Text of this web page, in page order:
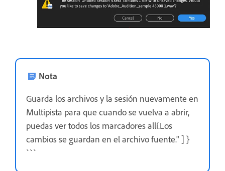
Nota
Guarda los archivos y la sesión nuevamente en
Multipista para que cuando se vuelva a abrir,
puedas ver todos los marcadores allí.Los
cambios se guardan en el archivo fuente." ] }
```